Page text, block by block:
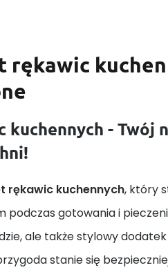
rękawic
kuchennych - Twój
rękawic kuchennych, który
podczas gotowania i
ale także stylowy dodatek
stanie się